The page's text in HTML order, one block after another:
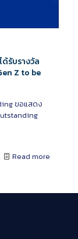
รับรางวัล
Z to be
ขอแสดง
Read more